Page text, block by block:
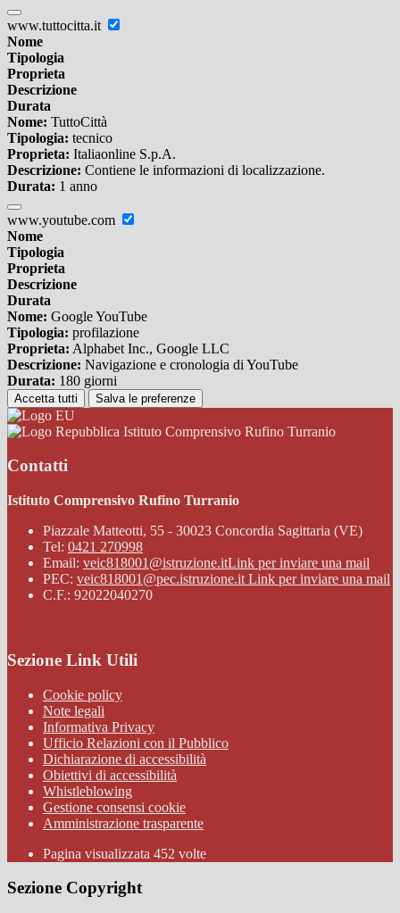
www.tuttocitta.it
Nome
Tipologia
Proprieta
Descrizione
Durata
Nome: TuttoCittà
Tipologia: tecnico
Proprieta: Italiaonline S.p.A.
Descrizione: Contiene le informazioni di localizzazione.
Durata: 1 anno
www.youtube.com
Nome
Tipologia
Proprieta
Descrizione
Durata
Nome: Google YouTube
Tipologia: profilazione
Proprieta: Alphabet Inc., Google LLC
Descrizione: Navigazione e cronologia di YouTube
Durata: 180 giorni
Accetta tutti Salva le preferenze
Istituto Comprensivo Rufino Turranio
Contatti
Istituto Comprensivo Rufino Turranio
Piazzale Matteotti, 55 - 30023 Concordia Sagittaria (VE)
Tel: 0421 270998
Email: veic818001@istruzione.itLink per inviare una mail
PEC: veic818001@pec.istruzione.it Link per inviare una mail
C.F.: 92022040270
Sezione Link Utili
Cookie policy
Note legali
Informativa Privacy
Ufficio Relazioni con il Pubblico
Dichiarazione di accessibilità
Obiettivi di accessibilità
Whistleblowing
Gestione consensi cookie
Amministrazione trasparente
Pagina visualizzata 452 volte
Sezione Copyright